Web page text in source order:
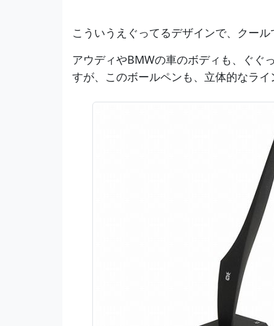
こういうえぐってるデザインで、クール
アウディやBMWの車のボディも、ぐぐ
すが、このボールペンも、立体的なラ